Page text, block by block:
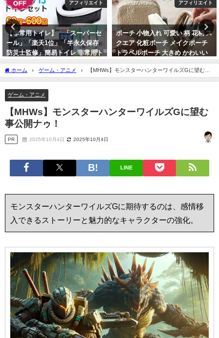
アフィリエイト
ポーチ 小物入れ 可愛い 柄 花柄 ス
クエア 化粧ポーチ メイクポーチ
トラベルポーチ 大きめ かわいい
おしゃれ コンパクト 縦型 収納 整
理 自立 大人っぽい 韓国 メイク
アフィリエイ
【高評価】2024年のおしゃれな
スクはこちら！ランキング1位受
賞 カラー 不織布 立体 送料
料！バーゲンセール
ホーム ゲーム・アニメ
【MHWs】モンスターハンターワイルズGに望む事
公開ナゥ！
ゲーム・アニメ
【MHWs】モンスターハンターワイルズGに望む
事公開ナゥ！
PR 2025年10月4日 2025年10月4日
LINE
モンスターハンターワイルズGに期待するのは、感情移
入できるストーリーと魅力的なキャラクターの強化。